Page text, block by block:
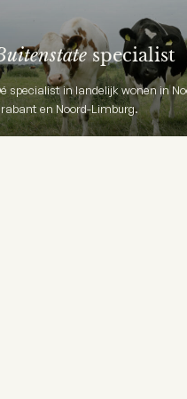
specialist
specialist in landelijk wonen in
en Noord-Limburg.